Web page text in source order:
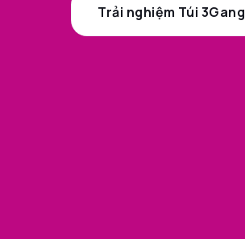
Trải nghiệm Túi 3Gang